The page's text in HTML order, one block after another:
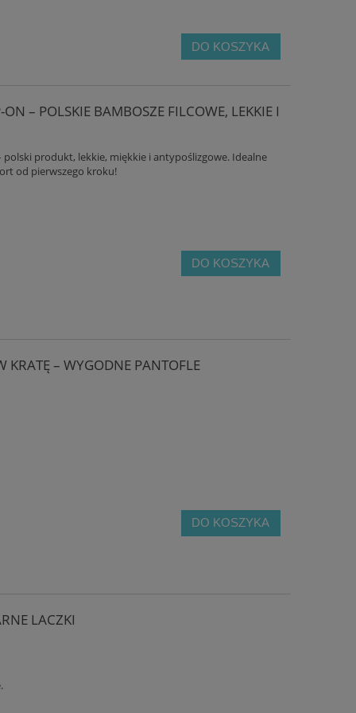
DO KOSZYKA
ON – POLSKIE BAMBOSZE FILCOWE, LEKKIE I
polski produkt, lekkie, miękkie i antypoślizgowe. Idealne
od pierwszego kroku!
DO KOSZYKA
KRATĘ – WYGODNE PANTOFLE
DO KOSZYKA
LACZKI